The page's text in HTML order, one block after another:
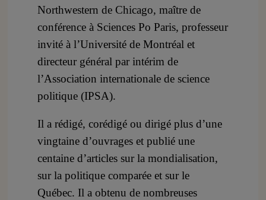
Northwestern de Chicago, maître de
conférence à Sciences Po Paris, professeur
invité à l’Université de Montréal et
directeur général par intérim de
l’Association internationale de science
politique (IPSA).
Il a rédigé, corédigé ou dirigé plus d’une
vingtaine d’ouvrages et publié une
centaine d’articles sur la mondialisation,
sur la politique comparée et sur le
Québec. Il a obtenu de nombreuses